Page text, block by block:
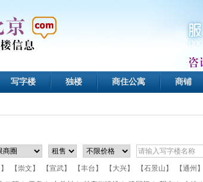
写字楼 独楼 商住公寓 商铺
【崇文】 【宣武】 【丰台】 【大兴】 【石景山】 【通州】